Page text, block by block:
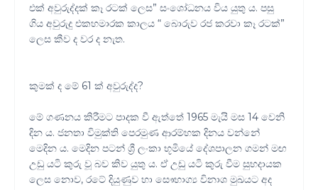
එක් අවුරුද්දක් කෑ රටක් ලෙස” සංශෝධනය විය යුතු ය. පසු
ගිය අවුරුදු එකහමාරක කාලය “ බොරුව රජ කරවා කෑ රටක්”
ලෙස කීව ද වර ද නැත.
කුමක් ද මේ 61 ක් අවුරුද්ද?
මේ ගණනය කිරීමට පාදක වී ඇත්තේ 1965 මැයි මස 14 වෙනි
දින ය. ජනතා විමුක්ති පෙරමුණ ආරම්භක දිනය වන්නේ
මෙදින ය. මෙදින පටන් ශ්‍රී ලංකා භූමියේ දේශපාලන ගමන් මඟ
උඩු යටි කුරු වූ බව කිව යුතු ය. ඒ උඩු යටි කුරු වීම සුභදායක
ලෙස නොව, රටේ දියුණුව හා සෞභාග්‍ය විනාශ මුඛයට අද